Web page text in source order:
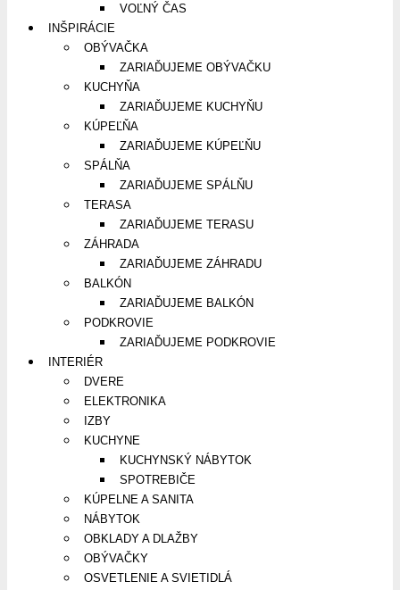
VOĽNÝ ČAS
INŠPIRÁCIE
OBÝVAČKA
ZARIAĎUJEME OBÝVAČKU
KUCHYŇA
ZARIAĎUJEME KUCHYŇU
KÚPEĽŇA
ZARIAĎUJEME KÚPEĽŇU
SPÁLŇA
ZARIAĎUJEME SPÁLŇU
TERASA
ZARIAĎUJEME TERASU
ZÁHRADA
ZARIAĎUJEME ZÁHRADU
BALKÓN
ZARIAĎUJEME BALKÓN
PODKROVIE
ZARIAĎUJEME PODKROVIE
INTERIÉR
DVERE
ELEKTRONIKA
IZBY
KUCHYNE
KUCHYNSKÝ NÁBYTOK
SPOTREBIČE
KÚPELNE A SANITA
NÁBYTOK
OBKLADY A DLAŽBY
OBÝVAČKY
OSVETLENIE A SVIETIDLÁ